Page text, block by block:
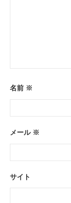
名前 ※
メール ※
サイト